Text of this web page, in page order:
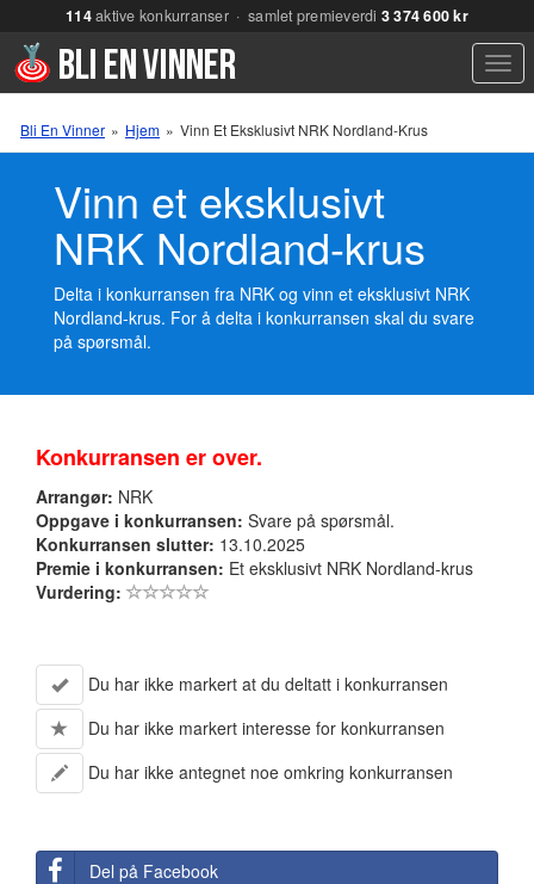
114aktive konkurranser · samlet premieverdi 3 374 600 kr
Bli En Vinner » Hjem » Vinn Et Eksklusivt NRK Nordland-Krus
Vinn et eksklusivt
NRK Nordland-krus
Delta i konkurransen fra NRK og vinn et eksklusivt NRK
Nordland-krus. For å delta i konkurransen skal du svare
på spørsmål.
Konkurransen er over.
Arrangør: NRK
Oppgave i konkurransen: Svare på spørsmål.
Konkurransen slutter: 13.10.2025
Premie i konkurransen: Et eksklusivt NRK Nordland-krus
Vurdering:
Du har ikke markert at du deltatt i konkurransen
Du har ikke markert interesse for konkurransen
Du har ikke antegnet noe omkring konkurransen
Del på Facebook